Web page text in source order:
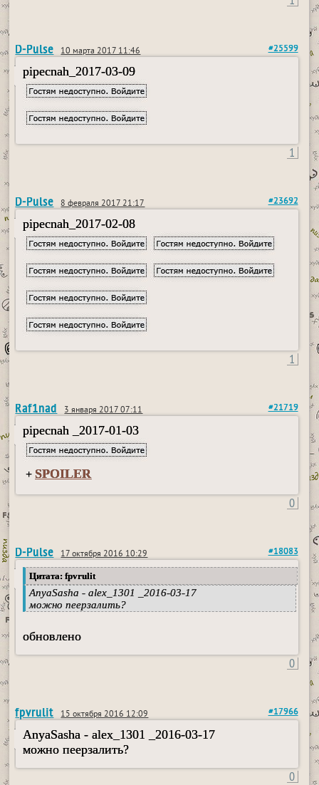
D-Pulse 10 марта 2017 11:46 #25599
pipecnah_2017-03-09
1
D-Pulse 8 февраля 2017 21:17 #23692
pipecnah_2017-02-08
1
Raf1nad 3 января 2017 07:11 #21719
pipecnah _2017-01-03
+ SPOILER
0
D-Pulse 17 октября 2016 10:29 #18083
Цитата: fpvrulit
AnyaSasha - alex_1301 _2016-03-17
можно пеерзалить?
обновлено
0
fpvrulit 15 октября 2016 12:09 #17966
AnyaSasha - alex_1301 _2016-03-17
можно пеерзалить?
0